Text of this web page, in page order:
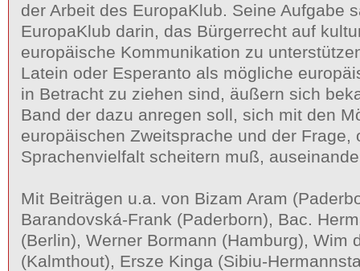
der Arbeit des EuropaKlub. Seine Aufgabe
EuropaKlub darin, das Bürgerrecht auf
europäische Kommunikation zu
Latein oder Esperanto als mögliche
in Betracht zu ziehen sind, äußern sich
Band der dazu anregen soll, sich mit den
europäischen Zweitsprache und der Frage,
Sprachenvielfalt scheitern muß,
Mit Beiträgen u.a. von Bizam Aram
Barandovská-Frank (Paderborn), Bac.
(Berlin), Werner Bormann (Hamburg), Wim
(Kalmthout), Ersze Kinga (Sibiu-